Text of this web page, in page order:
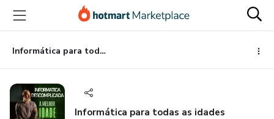
para
conteúdo
principal
para
pagamento
para
rodapé
Informática para todas as idades
Informática para todas as idades